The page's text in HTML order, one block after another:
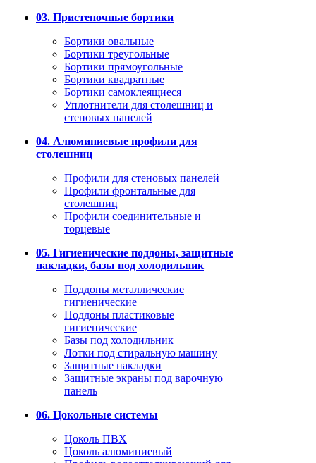
03. Пристеночные бортики
Бортики овальные
Бортики треугольные
Бортики прямоугольные
Бортики квадратные
Бортики самоклеящиеся
Уплотнители для столешниц и
стеновых панелей
04. Алюминиевые профили для
столешниц
Профили для стеновых панелей
Профили фронтальные для
столешниц
Профили соединительные и
торцевые
05. Гигиенические поддоны, защитные
накладки, базы под холодильник
Поддоны металлические
гигиенические
Поддоны пластиковые
гигиенические
Базы под холодильник
Лотки под стиральную машину
Защитные накладки
Защитные экраны под варочную
панель
06. Цокольные системы
Цоколь ПВХ
Цоколь алюминиевый